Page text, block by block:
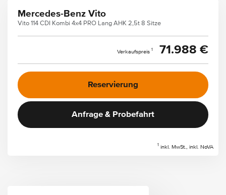
Mercedes-Benz Vito
Vito 114 CDI Kombi 4x4 PRO Lang AHK 2,5t 8 Sitze
Verkaufspreis 1 71.988 €
Reservierung
Anfrage & Probefahrt
1 inkl. MwSt., inkl. NoVA